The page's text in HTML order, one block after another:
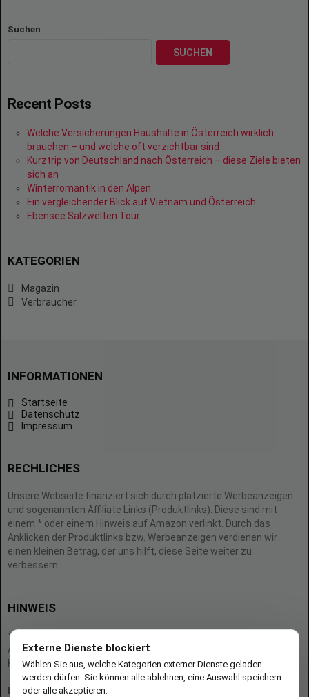
Suchen
SUCHEN
Recent Posts
Welche Versicherungen Haushalte in Österreich wirklich
brauchen – und welche oft verzichtbar sind
Kurztrip von Deutschland nach Österreich – diese Ziele bieten
sich an
Winterromantik in den Alpen
Ein vergleichender Blick auf Vietnam und Österreich
Ebensee Salzwelten Tour
KATEGORIEN
Magazin
Verbraucher
INFORMATIONEN
Startseite
Datenschutz
Impressum
RECHLICHES
Unsere Webseite finanziert sich durch platzierte Werbeanzeigen
und sogenannten Affiliate Links (Produktlinks). Diese sind mit
einem * oder einem Hinweis auf Amazon verlinkt. Durch das
Anklicken der Produktlinks bzw. Werbeanzeigen verdienen wir
einen kleinen Betrag, der uns hilft, diese Seite weiter zu
verbessern.
HINWEIS
* = Afilliate-Link (=Werbung)
Als Amazon-Partner verdient der Seitenbetreiber an qualifizierten
Käufen.
Hinweis zu Preisen und Verfügbarkeiten
Externe Dienste blockiert
Wählen Sie aus, welche Kategorien externer Dienste geladen
werden dürfen. Sie können alle ablehnen, eine Auswahl speichern
oder alle akzeptieren.